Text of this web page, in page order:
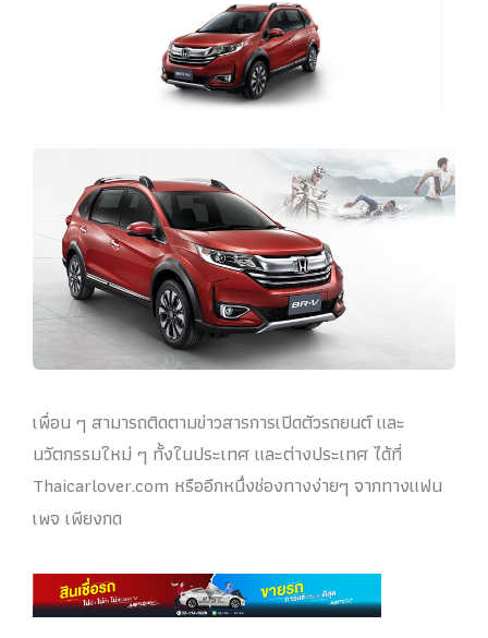
เพื่อน ๆ สามารถติดตามข่าวสารการเปิดตัวรถยนต์ และ
นวัตกรรมใหม่ ๆ ทั้งในประเทศ และต่างประเทศ ได้ที่
Thaicarlover.com หรืออีกหนึ่งช่องทางง่ายๆ จากทางแฟน
เพจ เพียงกด